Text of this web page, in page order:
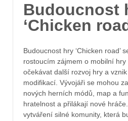
Budoucnost
‘Chicken
Budoucnost hry ‘Chicken road’
rostoucím zájmem o mobilní
očekávat další rozvoj hry a
modifikací. Vývojáři se mohou
nových herních módů, map a
hratelnost a přilákají nové
vytváření silné komunity, která